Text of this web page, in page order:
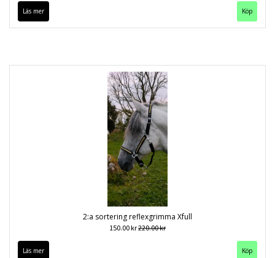
Läs mer Köp
2:a sortering reflexgrimma Xfull
150.00 kr220.00 kr
Läs mer Köp